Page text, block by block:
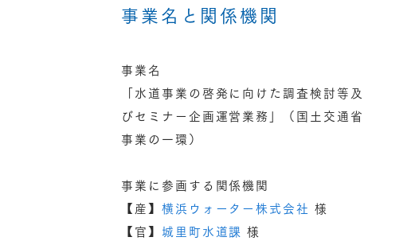
事業名と関係機関
事業名
「水道事業の啓発に向けた調査検討等及
びセミナー企画運営業務」（国土交通省
事業の一環）
事業に参画する関係機関
【産】 横浜ウォーター株式会社 様
【官】 城里町水道課 様